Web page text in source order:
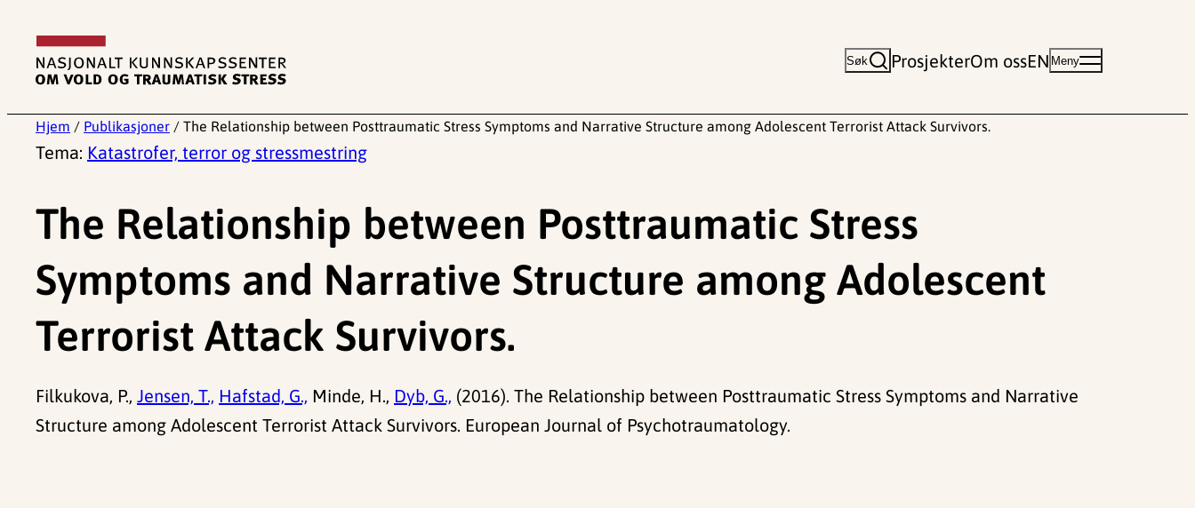
innhold
Søk ProsjekterOm ossEN Meny
Hjem / Publikasjoner / The Relationship between Posttraumatic Stress Symptoms and Narrative Structure among Adolescent Terrorist Attack Survivors.
Tema: Katastrofer, terror og stressmestring
The Relationship between Posttraumatic Stress
Symptoms and Narrative Structure among Adolescent
Terrorist Attack Survivors.
Filkukova, P., Jensen, T., Hafstad, G., Minde, H., Dyb, G., (2016). The Relationship between Posttraumatic Stress Symptoms and Narrative
Structure among Adolescent Terrorist Attack Survivors. European Journal of Psychotraumatology.